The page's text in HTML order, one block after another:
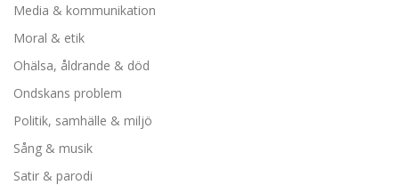
Media & kommunikation
Moral & etik
Ohälsa, åldrande & död
Ondskans problem
Politik, samhälle & miljö
Sång & musik
Satir & parodi